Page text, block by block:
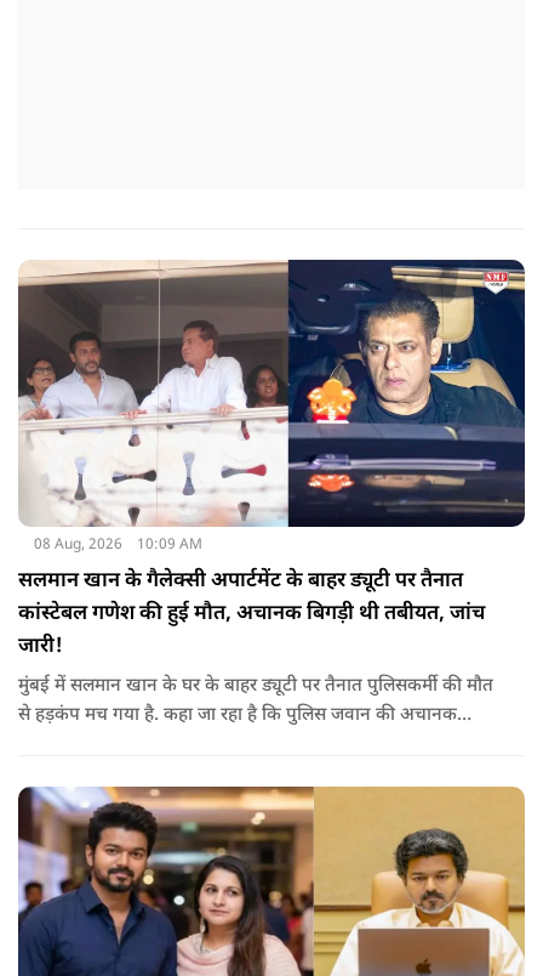
08 Aug, 2026 10:09 AM
सलमान खान के गैलेक्सी अपार्टमेंट के बाहर ड्यूटी पर तैनात
कांस्टेबल गणेश की हुई मौत, अचानक बिगड़ी थी तबीयत, जांच
जारी!
मुंबई में सलमान खान के घर के बाहर ड्यूटी पर तैनात पुलिसकर्मी की मौत
से हड़कंप मच गया है. कहा जा रहा है कि पुलिस जवान की अचानक
चल सकेगा.